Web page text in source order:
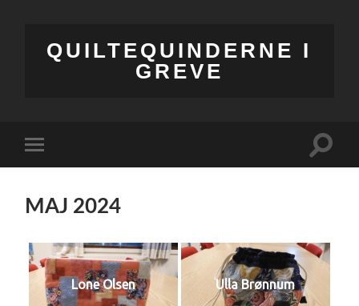
QUILTEQUINDERNE I
GREVE
mobile
Toggle
MAJ 2024
Lone Olsen Ulla Brønnum